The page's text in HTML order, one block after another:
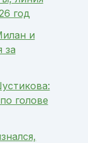
год
и
за
голове